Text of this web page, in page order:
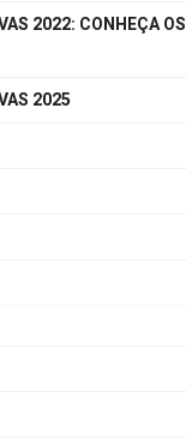
2022: CONHEÇA OS
2025